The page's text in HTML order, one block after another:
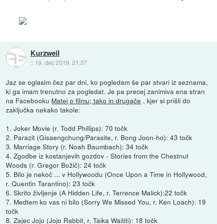
Kurzweil
:: 19. dec 2019, 21:37
Jaz se oglasim čez par dni, ko pogledam še par stvari iz seznama,
ki ga imam trenutno za pogledat. Je pa precej zanimiva ena stran
na Facebooku Matej o filmu; tako in drugače , kjer si prišli do
zaključka nekako takole:
1. Joker Movie (r. Todd Phillips): 70 točk
2. Parazit (Gisaengchung/Parasite, r. Bong Joon-ho): 43 točk
3. Marriage Story (r. Noah Baumbach): 34 točk
4. Zgodbe iz kostanjevih gozdov - Stories from the Chestnut
Woods (r. Gregor Božič): 24 točk
5. Bilo je nekoč ... v Hollywoodu (Once Upon a Time in Hollywood,
r. Quentin Tarantino): 23 točk
6. Skrito življenje (A Hidden Life, r. Terrence Malick):22 točk
7. Medtem ko vas ni bilo (Sorry We Missed You, r. Ken Loach): 19
točk
8. Zajec Jojo (Jojo Rabbit, r. Taika Waititi): 18 točk